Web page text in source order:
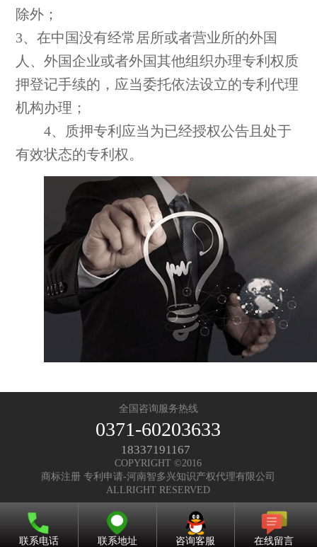
除外；
3、在中国没有经常居所或者营业所的外国
人、外国企业或者外国其他组织办理专利权质
押登记手续的，应当委托依法设立的专利代理
机构办理；
4、质押专利应当为已经授权公告且处于
有效状态的专利权。
全国咨询服务热线
0371-60203633
18337191167
COPYRIGHT ©2016
商标注册 专利申请-河南智多兴知识产权代理有限公司
ALLRIGHT RESERVED
联系电话 联系地址 咨询客服 在线留言